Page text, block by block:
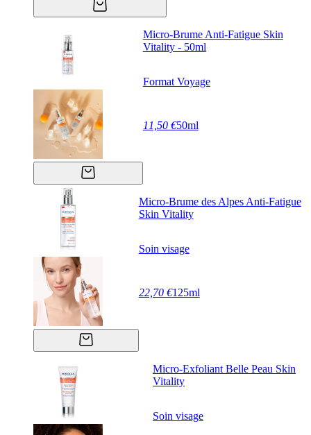
Micro-Brume Anti-Fatigue Skin
Vitality - 50ml
Format Voyage
11,50 €50ml
Micro-Brume des Alpes Anti-Fatigue
Skin Vitality
Soin visage
22,70 €125ml
Micro-Exfoliant Belle Peau Skin
Vitality
Soin visage